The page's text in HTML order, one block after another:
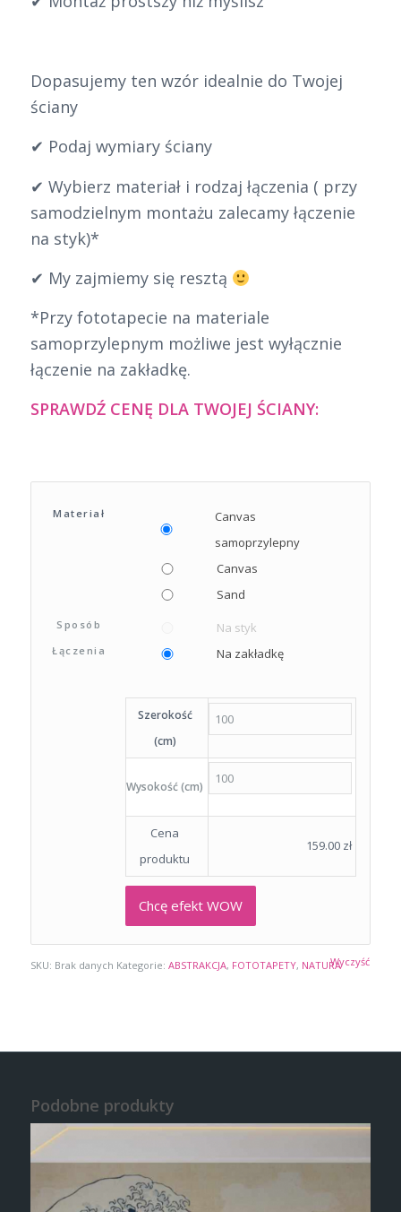
Dopasujemy ten wzór idealnie do Twojej
ściany
✔ Podaj wymiary ściany
✔ Wybierz materiał i rodzaj łączenia ( przy
samodzielnym montażu zalecamy łączenie
na styk)*
✔ My zajmiemy się resztą
*Przy fototapecie na materiale
samoprzylepnym możliwe jest wyłącznie
łączenie na zakładkę.
SPRAWDŹ CENĘ DLA TWOJEJ ŚCIANY:
Materiał
Canvas
samoprzylepny
Canvas
Sand
Sposób
Łączenia
Na styk
Na zakładkę
Wyczyść
Szerokość
(cm)
Wysokość (cm)
Cena
produktu
159.00 zł
Chcę efekt WOW
SKU: Brak danych Kategorie: ABSTRAKCJA, FOTOTAPETY, NATURA
Podobne produkty